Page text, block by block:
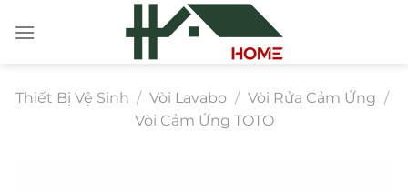
đến
Thiết Bị Vệ Sinh / Vòi Lavabo / Vòi Rửa Cảm Ứng /
Vòi Cảm Ứng TOTO